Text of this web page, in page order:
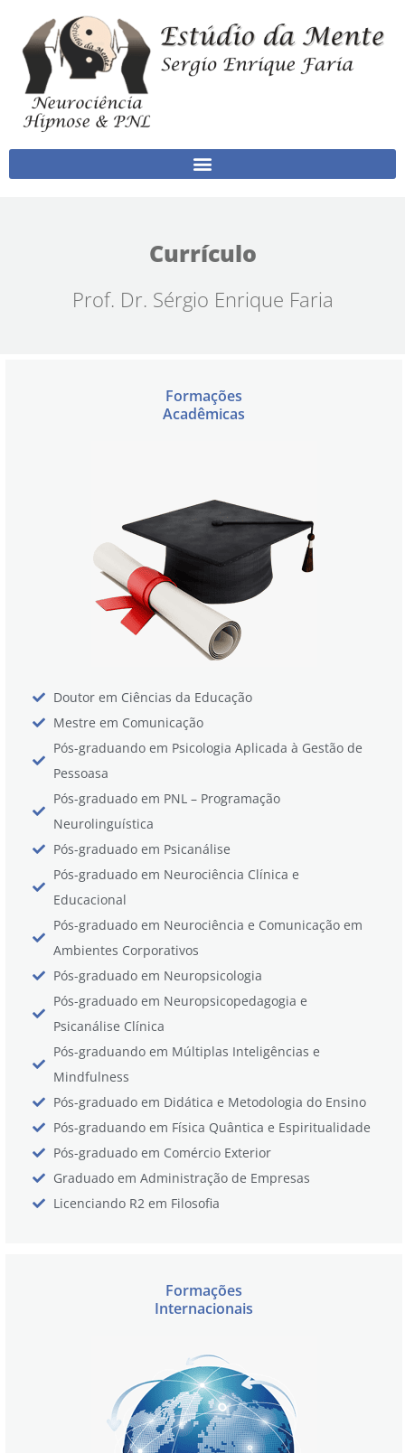
Currículo
Prof. Dr. Sérgio Enrique Faria
Formações
Acadêmicas
Doutor em Ciências da Educação
Mestre em Comunicação
Pós-graduando em Psicologia Aplicada à Gestão de
Pessoasa
Pós-graduado em PNL – Programação
Neurolinguística
Pós-graduado em Psicanálise
Pós-graduado em Neurociência Clínica e
Educacional
Pós-graduado em Neurociência e Comunicação em
Ambientes Corporativos
Pós-graduado em Neuropsicologia
Pós-graduado em Neuropsicopedagogia e
Psicanálise Clínica
Pós-graduando em Múltiplas Inteligências e
Mindfulness
Pós-graduado em Didática e Metodologia do Ensino
Pós-graduando em Física Quântica e Espiritualidade
Pós-graduado em Comércio Exterior
Graduado em Administração de Empresas
Licenciando R2 em Filosofia
Formações
Internacionais